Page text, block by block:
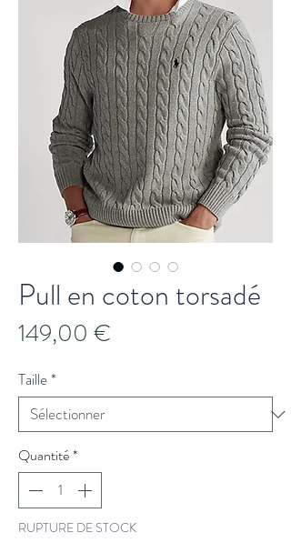
Pull en coton torsadé
149,00 €
Taille*
Quantité*
RUPTURE DE STOCK